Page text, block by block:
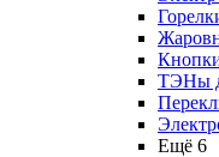
ТЭНы
Ещё 6